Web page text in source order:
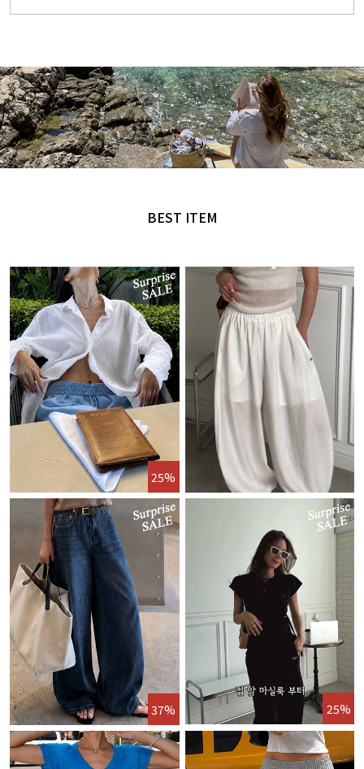
MADE by NANING9
BEST ITEM
25%
37% 25%